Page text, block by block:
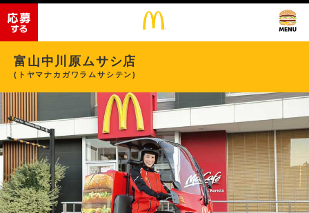
富山中川原ムサシ店
(トヤマナカガワラムサシテン)